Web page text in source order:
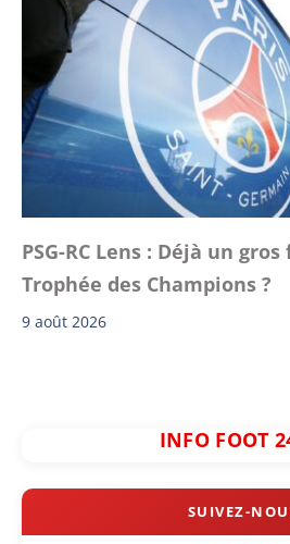
PSG-RC Lens : Déjà un
Trophée des Champions ?
9 août 2026
INFO FOOT